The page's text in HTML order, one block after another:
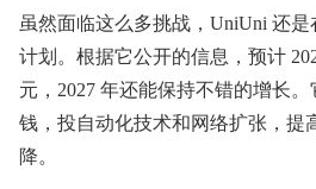
虽然面临这么多挑战，UniUni 还
计划。根据它公开的信息，预计
元，2027 年还能保持不错的增长
钱，投自动化技术和网络扩张，提
降。